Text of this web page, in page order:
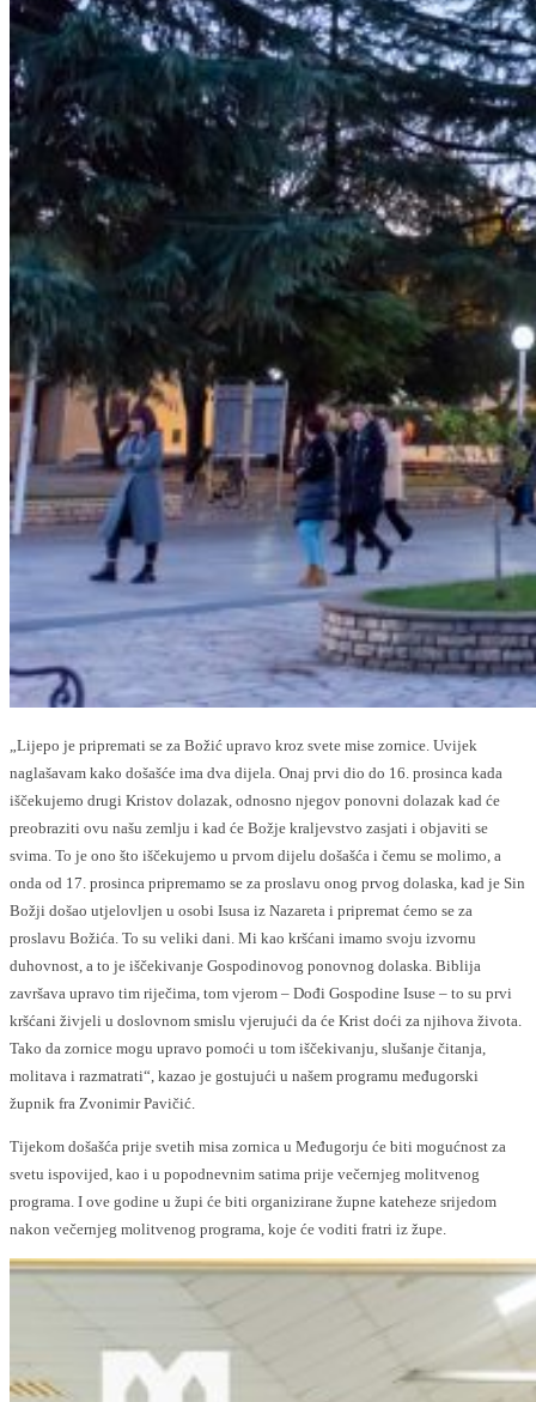
„Lijepo je pripremati se za Božić upravo kroz svete mise zornice. Uvijek
naglašavam kako došašće ima dva dijela. Onaj prvi dio do 16. prosinca kada
iščekujemo drugi Kristov dolazak, odnosno njegov ponovni dolazak kad će
preobraziti ovu našu zemlju i kad će Božje kraljevstvo zasjati i objaviti se
svima. To je ono što iščekujemo u prvom dijelu došašća i čemu se molimo, a
onda od 17. prosinca pripremamo se za proslavu onog prvog dolaska, kad je Sin
Božji došao utjelovljen u osobi Isusa iz Nazareta i pripremat ćemo se za
proslavu Božića. To su veliki dani. Mi kao kršćani imamo svoju izvornu
duhovnost, a to je iščekivanje Gospodinovog ponovnog dolaska. Biblija
završava upravo tim riječima, tom vjerom – Dođi Gospodine Isuse – to su prvi
kršćani živjeli u doslovnom smislu vjerujući da će Krist doći za njihova života.
Tako da zornice mogu upravo pomoći u tom iščekivanju, slušanje čitanja,
molitava i razmatrati“, kazao je gostujući u našem programu međugorski
župnik fra Zvonimir Pavičić.
Tijekom došašća prije svetih misa zornica u Međugorju će biti mogućnost za
svetu ispovijed, kao i u popodnevnim satima prije večernjeg molitvenog
programa. I ove godine u župi će biti organizirane župne kateheze srijedom
nakon večernjeg molitvenog programa, koje će voditi fratri iz župe.